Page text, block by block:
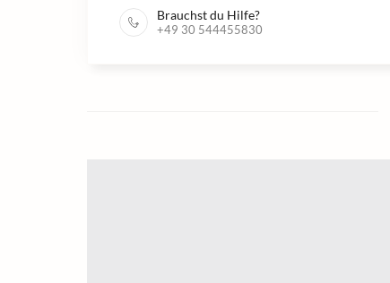
Brauchst du Hilfe?
+49 30 544455830